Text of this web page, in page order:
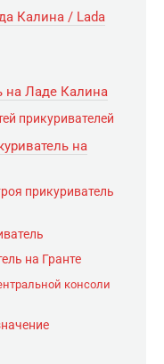
Калина / Lada
на Ладе Калина
прикуривателей
на
прикуриватель
на Гранте
консоли